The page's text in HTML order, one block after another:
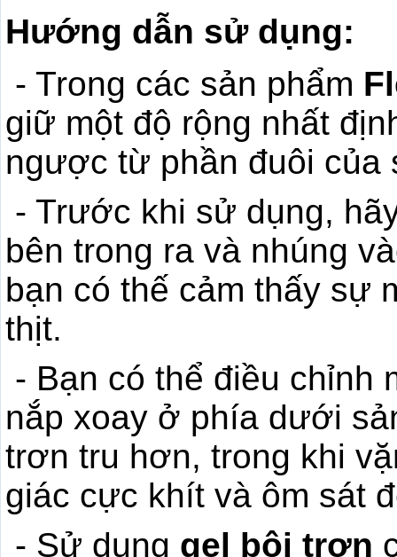
Hướng dẫn sử dụng:
- Trong các sản phẩm
giữ một độ rộng nhất
ngược từ phần đuôi của
- Trước khi sử dụng,
bên trong ra và nhúng
bạn có thế cảm thấy sự
thịt.
- Bạn có thể điều chỉnh
nắp xoay ở phía dưới
trơn tru hơn, trong khi
giác cực khít và ôm sát
- Sử dụng gel bôi trơn